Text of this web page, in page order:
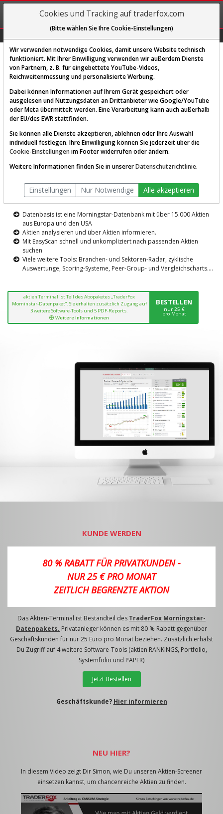
REGIS-
TRIEREN
Diese Funktion ist nur für
AKTIEN-TERMINAL
Die Aktienanalyse-Plattform von
TraderFox
Datenbasis ist eine Morningstar-Datenbank mit über 15.000 Aktien
aus Europa und den USA
Aktien analysieren und über Aktien informieren.
Mit EasyScan schnell und unkompliziert nach passenden Aktien
suchen
Viele weitere Tools: Branchen- und Sektoren-Radar, zyklische
Auswertunge, Scoring-Systeme, Peer-Group- und Vergleichscharts....
aktien Terminal ist Teil des Abopaketes „TraderFox
Morninstar-Datenpaket“. Sie erhalten zusätzlich Zugang auf
3 weitere Software-Tools und 5 PDF-Reports.
Weitere Informationen
BESTELLEN
nur 25 €
pro Monat
KUNDE WERDEN
80 % RABATT FÜR PRIVATKUNDEN -
NUR 25 € PRO MONAT
ZEITLICH BEGRENZTE AKTION
Das Aktien-Terminal ist Bestandteil des TraderFox Morningstar-
Datenpakets. Privatanleger können es mit 80 % Rabatt gegenüber
Geschäftskunden für nur 25 Euro pro Monat beziehen. Zusätzlich erhälst
Du Zugriff auf 4 weitere Software-Tools (aktien RANKINGS, Portfolio,
Systemfolio und PAPER)
Jetzt Bestellen
Geschäftskunde? Hier informieren
NEU HIER?
In diesem Video zeigt Dir Simon, wie Du unseren Aktien-Screener
einsetzen kannst, um chancenreiche Aktien zu finden.
Cookies und Tracking auf traderfox.com
(Bitte wählen Sie Ihre Cookie-Einstellungen)
Wir verwenden notwendige Cookies, damit unsere Website technisch
funktioniert. Mit Ihrer Einwilligung verwenden wir außerdem Dienste
von Partnern, z. B. für eingebettete YouTube-Videos,
Reichweitenmessung und personalisierte Werbung.
Dabei können Informationen auf Ihrem Gerät gespeichert oder
ausgelesen und Nutzungsdaten an Drittanbieter wie Google/YouTube
oder Meta übermittelt werden. Eine Verarbeitung kann auch außerhalb
der EU/des EWR stattfinden.
Sie können alle Dienste akzeptieren, ablehnen oder Ihre Auswahl
individuell festlegen. Ihre Einwilligung können Sie jederzeit über die
Cookie-Einstellungen im Footer widerrufen oder ändern.
Weitere Informationen finden Sie in unsererDatenschutzrichtlinie.
Einstellungen Nur Notwendige Alle akzeptieren